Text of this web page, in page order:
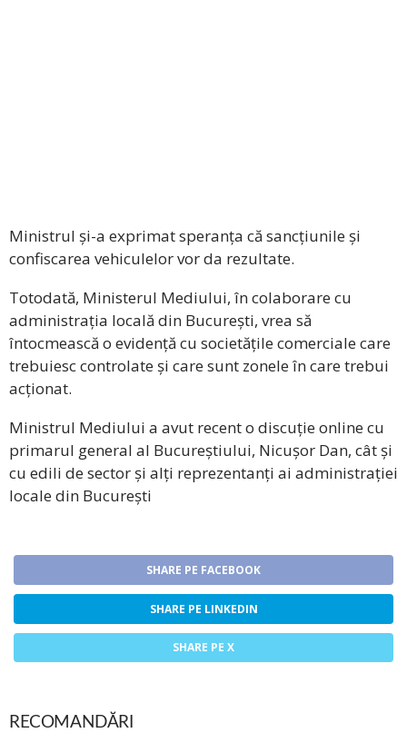
Ministrul și-a exprimat speranța că sancțiunile și
confiscarea vehiculelor vor da rezultate.
Totodată, Ministerul Mediului, în colaborare cu
administrația locală din București, vrea să
întocmească o evidență cu societățile comerciale care
trebuiesc controlate și care sunt zonele în care trebui
acționat.
Ministrul Mediului a avut recent o discuție online cu
primarul general al Bucureștiului, Nicușor Dan, cât și
cu edili de sector și alți reprezentanți ai administrației
locale din București
SHARE PE FACEBOOK
SHARE PE LINKEDIN
SHARE PE X
RECOMANDĂRI